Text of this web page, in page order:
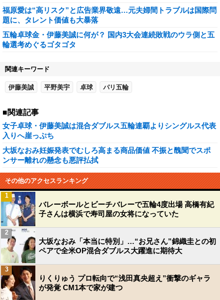
福原愛は“高リスク”と広告業界敬遠…元夫婦間トラブルは国際問
題に、タレント価値も大暴落
五輪卓球金・伊藤美誠に何が？ 国内3大会連続敗戦のウラ側と五
輪選考めぐるゴタゴタ
関連キーワード
伊藤美誠 平野美宇 卓球 パリ五輪
■関連記事
女子卓球・伊藤美誠は混合ダブルス五輪連覇よりシングルス代表
入りへ崖っぷち
大坂なおみ妊娠発表でむしろ高まる商品価値 不振と醜聞でスポ
ンサー離れの懸念も悪評払拭
その他のアクセスランキング
バレーボールとビーチバレーで五輪4度出場 高橋有紀
子さんは横浜で寿司屋の女将になっていた
1
大坂なおみ「本当に特別」…“お兄さん”錦織圭との初
ペアで全米OP混合ダブルス大躍進に期待大
2
りくりゅう プロ転向で“浅田真央超え”衝撃のギャラ
が発覚 CM1本で家が建つ
3